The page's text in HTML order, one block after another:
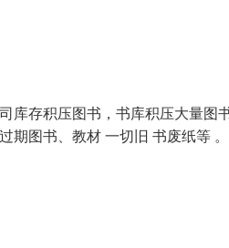
库存积压图书，书库积压大量图
图书、教材 一切旧 书废纸等 。